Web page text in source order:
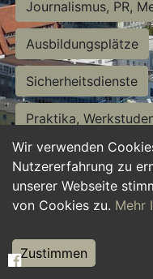
Wir verwenden
Nutzererfahrung zu
unserer Webseite
von Cookies zu. Mehr
Zustimmen
Journalismus, PR,
Ausbildungsplätze
Sicherheitsdienste
Praktika,
Personalwesen
Hilfskräfte, Aushilfs-
Weiterbildung,